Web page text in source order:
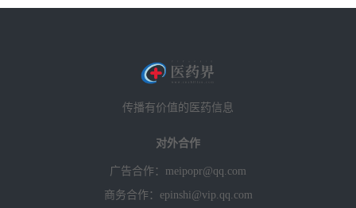
传播有价值的医药信息
对外合作
广告合作：meipopr@qq.com
商务合作：epinshi@vip.qq.com